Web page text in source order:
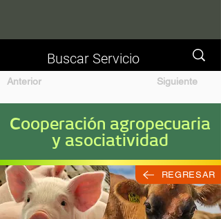
Anterior Siguiente
Cooperación agropecuaria
y asociatividad
REGRESAR